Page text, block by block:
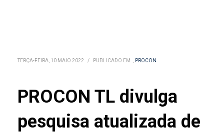
TERÇA-FEIRA, 10 MAIO 2022 / PUBLICADO EM ., PROCON
PROCON TL divulga
pesquisa atualizada de